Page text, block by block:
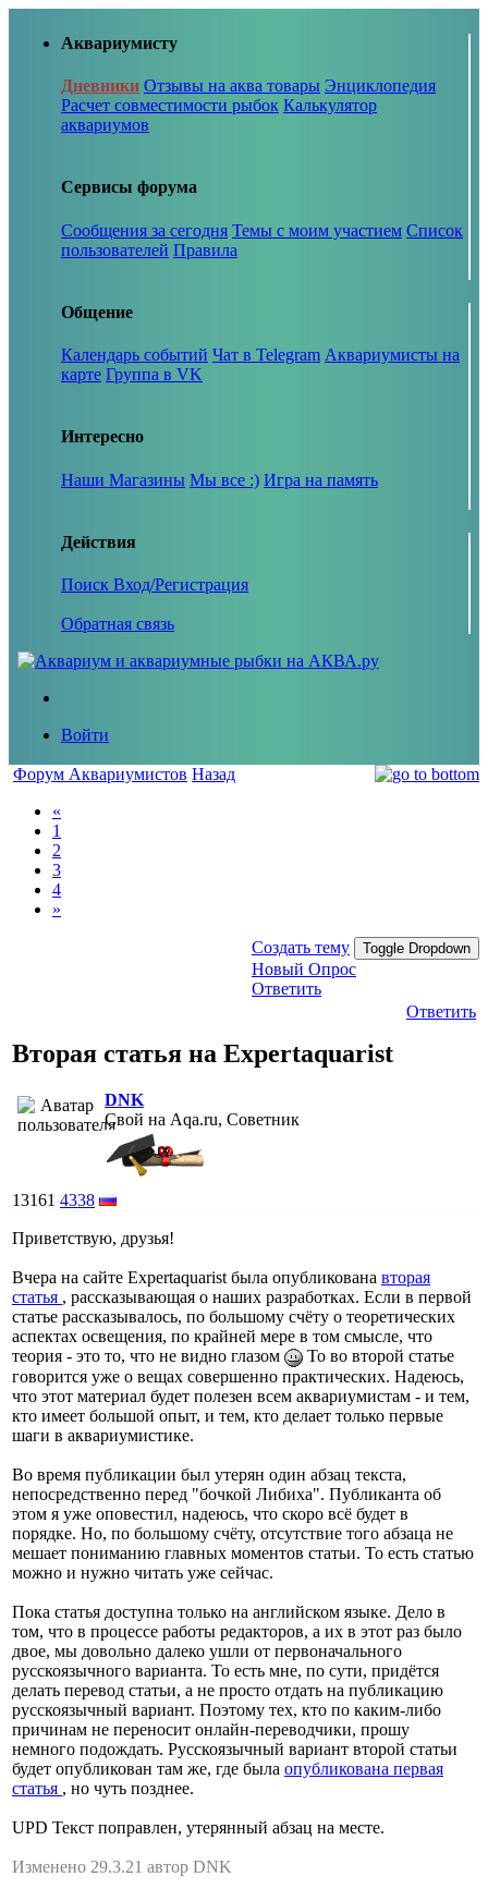
Аквариумисту
Дневники Отзывы на аква товары Энциклопедия
Расчет совместимости рыбок Калькулятор
аквариумов
Сервисы форума
Сообщения за сегодня Темы с моим участием Список
пользователей Правила
Общение
Календарь событий Чат в Telegram Аквариумисты на
карте Группа в VK
Интересно
Наши Магазины Мы все :) Игра на память
Действия
Поиск Вход/Регистрация
Обратная связь
Войти
Форум Аквариумистов Назад
«
1
2
3
4
»
Создать тему Toggle Dropdown
Новый Опрос
Ответить
Ответить
Вторая статья на Expertaquarist
DNK
Свой на Aqa.ru, Советник
13161 4338
Приветствую, друзья!
Вчера на сайте Expertaquarist была опубликована вторая
статья , рассказывающая о наших разработках. Если в первой
статье рассказывалось, по большому счёту о теоретических
аспектах освещения, по крайней мере в том смысле, что
теория - это то, что не видно глазом
То во второй статье
говорится уже о вещах совершенно практических. Надеюсь,
что этот материал будет полезен всем аквариумистам - и тем,
кто имеет большой опыт, и тем, кто делает только первые
шаги в аквариумистике.
Во время публикации был утерян один абзац текста,
непосредственно перед "бочкой Либиха". Публиканта об
этом я уже оповестил, надеюсь, что скоро всё будет в
порядке. Но, по большому счёту, отсутствие того абзаца не
мешает пониманию главных моментов статьи. То есть статью
можно и нужно читать уже сейчас.
Пока статья доступна только на английском языке. Дело в
том, что в процессе работы редакторов, а их в этот раз было
двое, мы довольно далеко ушли от первоначального
русскоязычного варианта. То есть мне, по сути, придётся
делать перевод статьи, а не просто отдать на публикацию
русскоязычный вариант. Поэтому тех, кто по каким-либо
причинам не переносит онлайн-переводчики, прошу
немного подождать. Русскоязычный вариант второй статьи
будет опубликован там же, где была опубликована первая
статья , но чуть позднее.
UPD Текст поправлен, утерянный абзац на месте.
Изменено 29.3.21 автор DNK